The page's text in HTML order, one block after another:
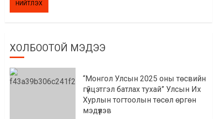
ХОЛБООТОЙ МЭДЭЭ
“Монгол Улсын 2025 оны төсвийн
гүйцэтгэл батлах тухай” Улсын Их
Хурлын тогтоолын төсөл өргөн
мэдүүлэв